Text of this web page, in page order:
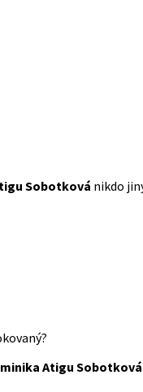
Sobotková nikdo
Atigu Sobotková